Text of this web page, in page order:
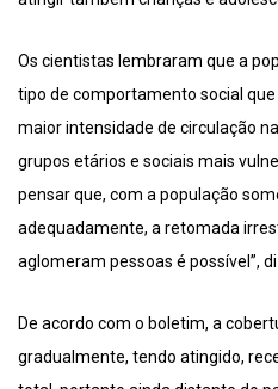
Os cientistas lembraram que a
tipo de comportamento social
maior intensidade de circulação
grupos etários e sociais mais
pensar que, com a população
adequadamente, a retomada
aglomeram pessoas é possível”,
De acordo com o boletim, a
gradualmente, tendo atingido,